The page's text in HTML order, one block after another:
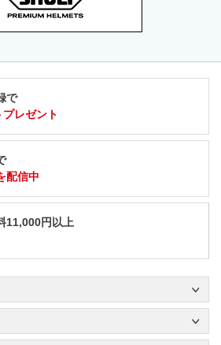
で
レゼント
配信中
11,000円以上